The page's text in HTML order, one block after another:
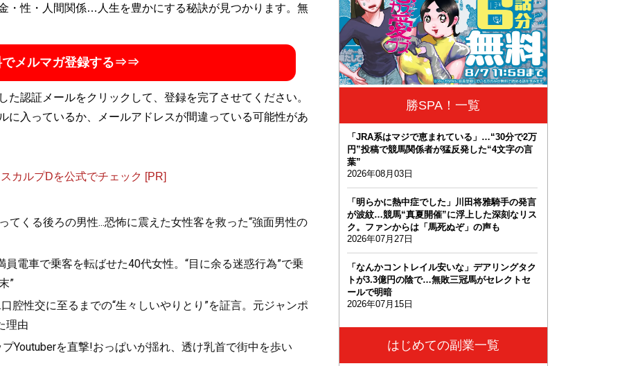
・性・人間関係…人生を豊かにする秘訣が見つかります。無
でメルマガ登録する⇒⇒
認証メールをクリックして、登録を完了させてください。
入っているか、メールアドレスが間違っている可能性があ
カルプDを公式でチェック [PR]
くる後ろの男性...恐怖に震えた女性客を救った“強面男性の
電車で乗客を転ばせた40代女性。“目に余る迷惑行為”で乗
”
腔性交に至るまでの“生々しいやりとり”を証言。元ジャンポ
理由
Youtuberを直撃!おっぱいが揺れ、透け乳首で街中を歩い
勝SPA！一覧
「JRA系はマジで恵まれている」…“30分で2万
円”投稿で競馬関係者が猛反発した“4文字の言
葉”
2026年08月03日
「明らかに熱中症でした」川田将雅騎手の発言
が波紋…競馬“真夏開催”に浮上した深刻なリス
ク。ファンからは「馬死ぬぞ」の声も
2026年07月27日
「なんかコントレイル安いな」デアリングタク
トが3.3億円の陰で…無敗三冠馬がセレクトセ
ールで明暗
2026年07月15日
はじめての副業一覧